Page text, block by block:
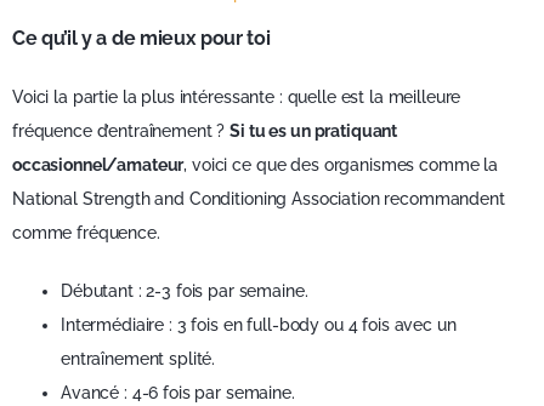
Ce qu’il y a de mieux pour toi
Voici la partie la plus intéressante : quelle est la meilleure
fréquence d’entraînement ?Si tu es un pratiquant
occasionnel/amateur, voici ce que des organismes comme la
National Strength and Conditioning Association recommandent
comme fréquence.
Débutant : 2-3 fois par semaine.
Intermédiaire : 3 fois en full-body ou 4 fois avec un
entraînement splité.
Avancé : 4-6 fois par semaine.